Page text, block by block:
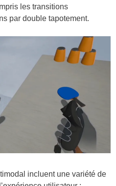
les transitions
par double tapotement.
incluent une variété de